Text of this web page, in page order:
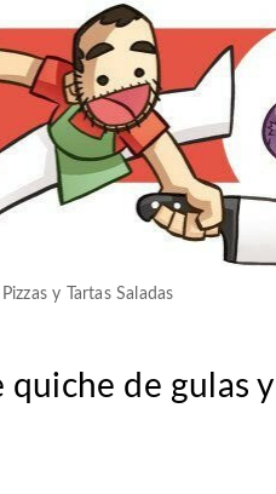
Pizzas y Tartas Saladas
quiche de gulas